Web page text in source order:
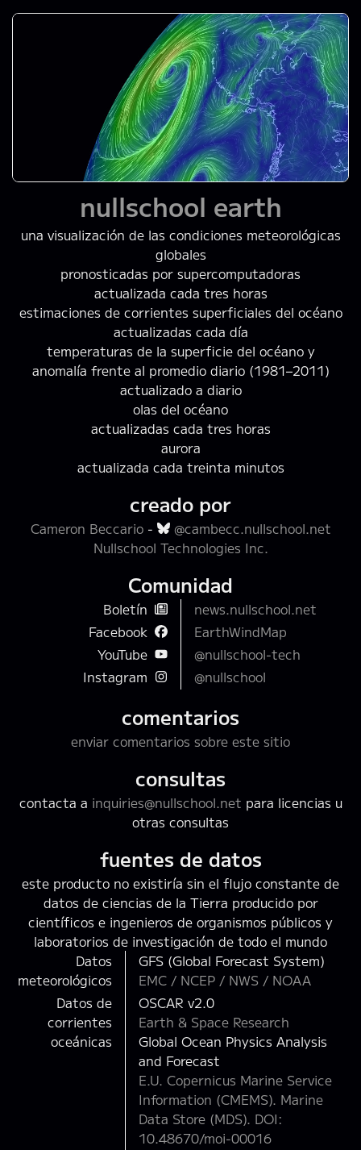
nullschool earth
una visualización de las condiciones meteorológicas
globales
pronosticadas por supercomputadoras
actualizada cada tres horas
estimaciones de corrientes superficiales del océano
actualizadas cada día
temperaturas de la superficie del océano y
anomalía frente al promedio diario (1981–2011)
actualizado a diario
olas del océano
actualizadas cada tres horas
aurora
actualizada cada treinta minutos
creado por
Cameron Beccario-
@cambecc.nullschool.net
Nullschool Technologies Inc.
Comunidad
Boletín
news.nullschool.net
Facebook
EarthWindMap
YouTube
@nullschool-tech
Instagram
@nullschool
comentarios
enviar comentarios sobre este sitio
consultas
contacta a inquiries@nullschool.net para licencias u
otras consultas
fuentes de datos
este producto no existiría sin el flujo constante de
datos de ciencias de la Tierra producido por
científicos e ingenieros de organismos públicos y
laboratorios de investigación de todo el mundo
Datos
meteorológicos
GFS (Global Forecast System)
EMC / NCEP / NWS / NOAA
Datos de
corrientes
oceánicas
OSCAR v2.0
Earth & Space Research
Global Ocean Physics Analysis
and Forecast
E.U. Copernicus Marine Service
Information (CMEMS). Marine
Data Store (MDS). DOI:
10.48670/moi-00016